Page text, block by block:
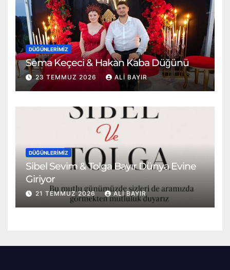
DÜĞÜNLERIMIZ
Sema Keçeci & Hakan Kaba Düğünü
23 TEMMUZ 2026 ALI BAYIR
DÜĞÜNLERIMIZ
Sibel Sevim & Tolga Bayır Dünya Evine
Giriyor
21 TEMMUZ 2026 ALI BAYIR